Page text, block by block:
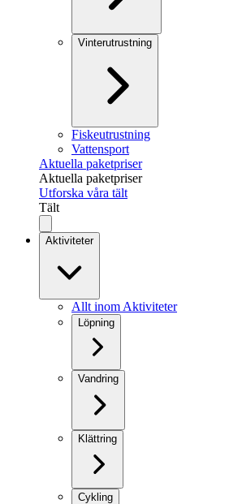
Vinterutrustning
Fiskeutrustning
Vattensport
Aktuella paketpriser
Aktuella paketpriser
Utforska våra tält
Tält
Aktiviteter
Allt inom Aktiviteter
Löpning
Vandring
Klättring
Cykling